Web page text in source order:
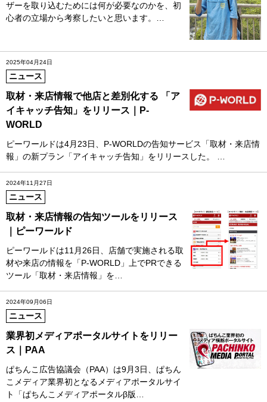
ザーを取り込むためには何が必要なのかを、初
心者の立場から考察したいと思います。…
2025年04月24日
ニュース
取材・来店情報で他店と差別化する 「ア
イキャッチ告知」をリリース｜P-
WORLD
ピーワールドは4月23日、P-WORLDの告知サービス「取材・来店情
報」の新プラン「アイキャッチ告知」をリリースした。 …
2024年11月27日
ニュース
取材・来店情報の告知ツールをリリース
｜ピーワールド
ピーワールドは11月26日、店舗で実施される取
材や来店の情報を「P-WORLD」上でPRできる
ツール「取材・来店情報」を…
2024年09月06日
ニュース
業界初メディアポータルサイトをリリー
ス｜PAA
ぱちんこ広告協議会（PAA）は9月3日、ぱちん
こメディア業界初となるメディアポータルサイ
ト「ぱちんこメディアポータルβ版…